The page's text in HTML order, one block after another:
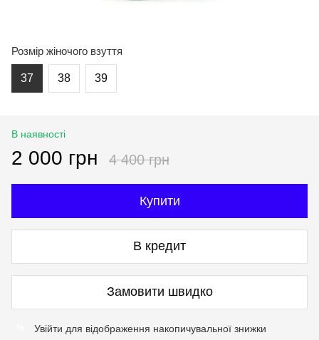
Розмір жіночого взуття
37 38 39
В наявності
2 000 грн 4 400 грн
Купити
В кредит
Замовити швидко
Увійти для відображення накопичувальної знижки